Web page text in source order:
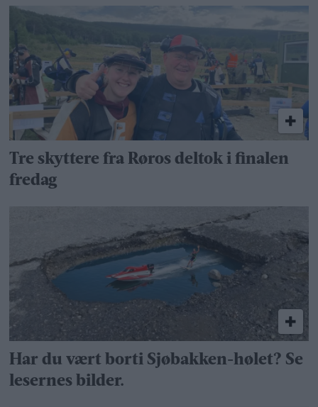
Tre skyttere fra Røros deltok i finalen
fredag
Har du vært borti Sjøbakken-hølet? Se
lesernes bilder.